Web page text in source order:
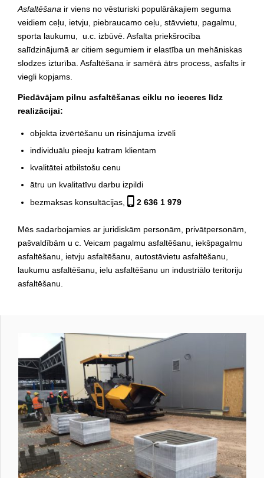
Asfaltēšana ir viens no vēsturiski populārākajiem seguma
veidiem ceļu, ietvju, piebraucamo ceļu, stāvvietu, pagalmu,
sporta laukumu, u.c. izbūvē. Asfalta priekšrocība
salīdzinājumā ar citiem segumiem ir elastība un mehāniskas
slodzes izturība. Asfaltēšana ir samērā ātrs process, asfalts ir
viegli kopjams.
Piedāvājam pilnu asfaltēšanas ciklu no ieceres līdz
realizācijai:
objekta izvērtēšanu un risinājuma izvēli
individuālu pieeju katram klientam
kvalitātei atbilstošu cenu
ātru un kvalitatīvu darbu izpildi
bezmaksas konsultācijas,
2 636 1 979
Mēs sadarbojamies ar juridiskām personām, privātpersonām,
pašvaldībām u c. Veicam pagalmu asfaltēšanu, iekšpagalmu
asfaltēšanu, ietvju asfaltēšanu, autostāvietu asfaltēšanu,
laukumu asfaltēšanu, ielu asfaltēšanu un industriālo teritoriju
asfaltēšanu.